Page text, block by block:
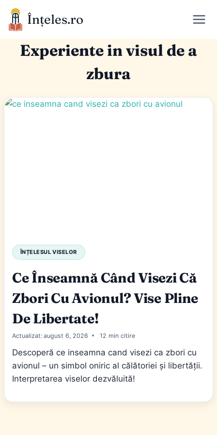
Skip
content
Înțeles.ro
Experiente in visul de a
zbura
ÎNȚELESUL VISELOR
Ce Înseamnă Când Visezi Că
Zbori Cu Avionul? Vise Pline
De Libertate!
Actualizat: august 6, 2026 12
Descoperă ce inseamna cand visezi ca zbori cu
avionul – un simbol oniric al călătoriei și libertății.
Interpretarea viselor dezvăluită!